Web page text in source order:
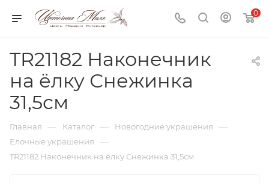
0
TR21182 Наконечник
на ёлку Снежинка
31,5см
Главная — Каталог — Новогодние украшения —
Елочные украшения —
TR21182 Наконечник на ёлку Снежинка 31,5см